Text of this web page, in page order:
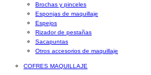
Brochas y pinceles
Esponjas de maquillaje
Espejos
Rizador de pestañas
Sacapuntas
Otros accesorios de maquillaje
COFRES MAQUILLAJE